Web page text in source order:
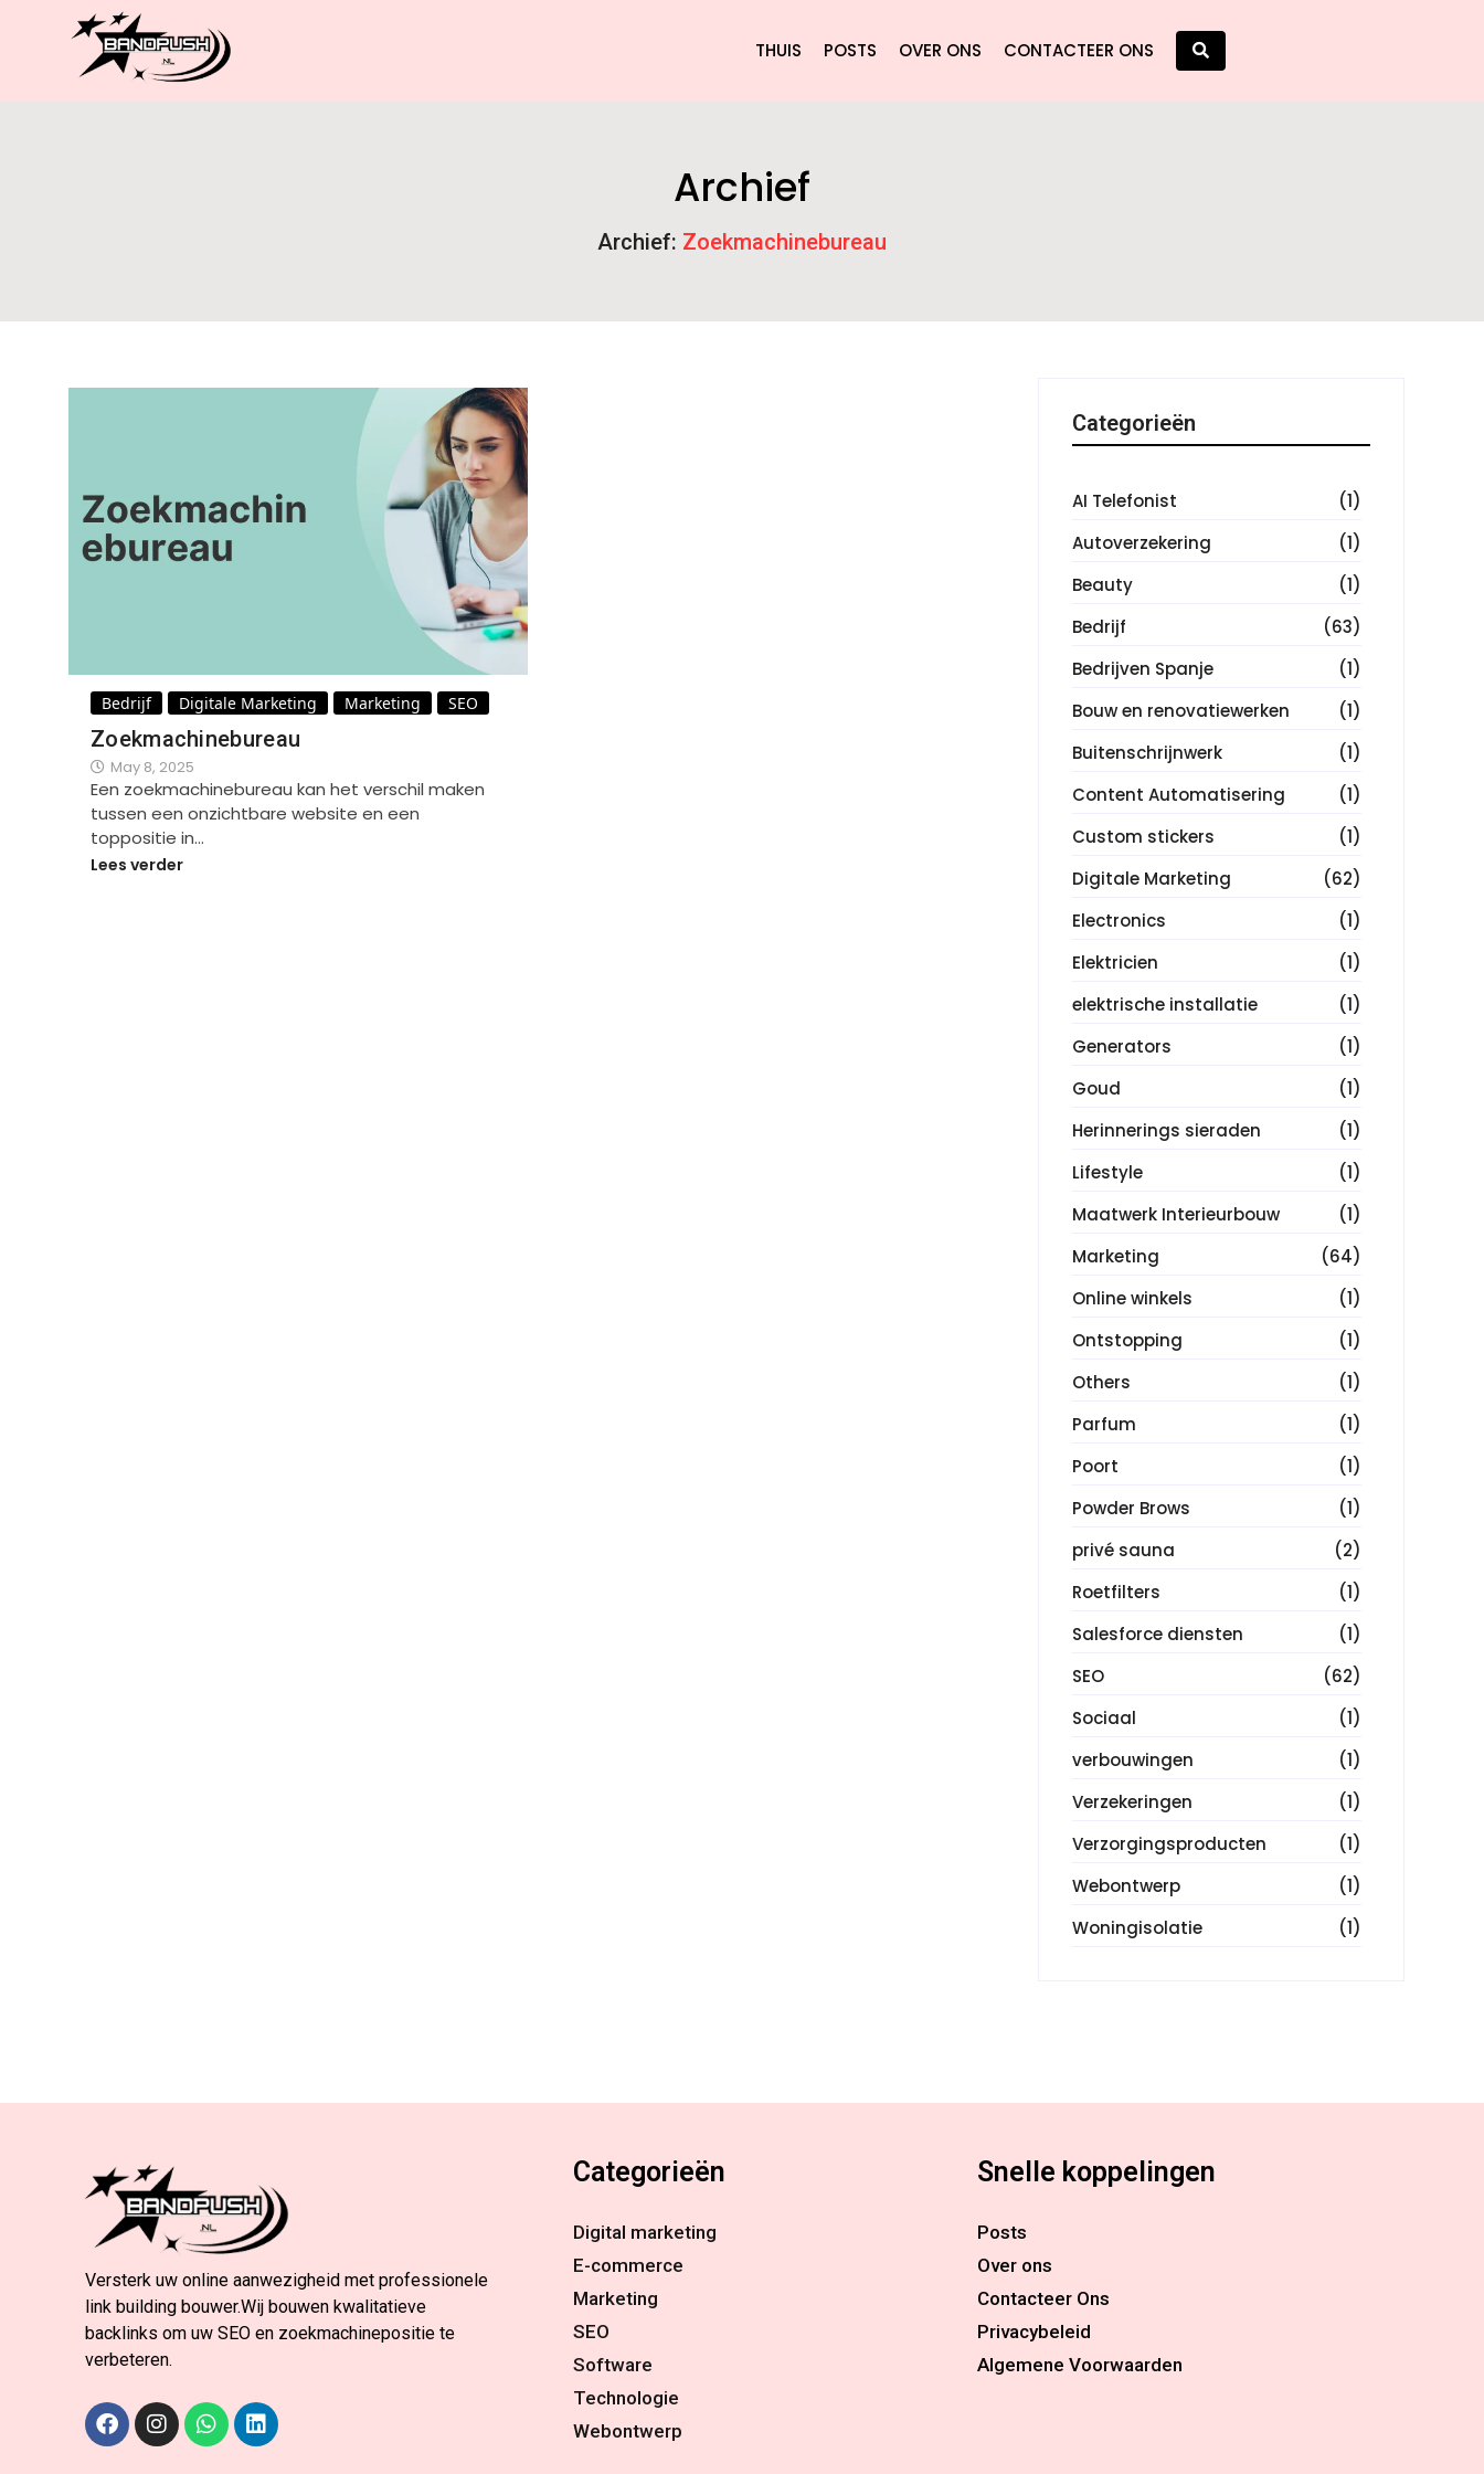
THUIS POSTS OVER ONS CONTACTEER ONS
Archief
Archief: Zoekmachinebureau
Bedrijf Digitale Marketing Marketing SEO
Zoekmachinebureau
May 8, 2025
Een zoekmachinebureau kan het verschil maken
tussen een onzichtbare website en een
toppositie in…
Lees verder
Categorieën
AI Telefonist
(1)
Autoverzekering
(1)
Beauty
(1)
Bedrijf
(63)
Bedrijven Spanje
(1)
Bouw en renovatiewerken
(1)
Buitenschrijnwerk
(1)
Content Automatisering
(1)
Custom stickers
(1)
Digitale Marketing
(62)
Electronics
(1)
Elektricien
(1)
elektrische installatie
(1)
Generators
(1)
Goud
(1)
Herinnerings sieraden
(1)
Lifestyle
(1)
Maatwerk Interieurbouw
(1)
Marketing
(64)
Online winkels
(1)
Ontstopping
(1)
Others
(1)
Parfum
(1)
Poort
(1)
Powder Brows
(1)
privé sauna
(2)
Roetfilters
(1)
Salesforce diensten
(1)
SEO
(62)
Sociaal
(1)
verbouwingen
(1)
Verzekeringen
(1)
Verzorgingsproducten
(1)
Webontwerp
(1)
Woningisolatie
(1)
Versterk uw online aanwezigheid met professionele
link building bouwer.Wij bouwen kwalitatieve
backlinks om uw SEO en zoekmachinepositie te
verbeteren.
Categorieën
Digital marketing
E-commerce
Marketing
SEO
Software
Technologie
Webontwerp
Snelle koppelingen
Posts
Over ons
Contacteer Ons
Privacybeleid
Algemene Voorwaarden